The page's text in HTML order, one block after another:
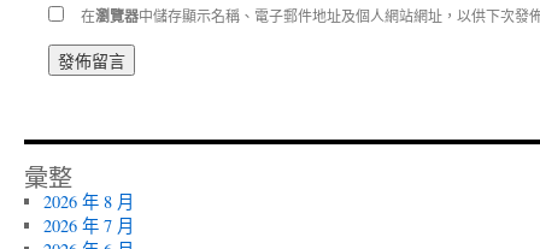
在瀏覽器中儲存顯示名稱、電子郵件地址及個人網站網址，以供下次發
彙整
2026 年 8 月
2026 年 7 月